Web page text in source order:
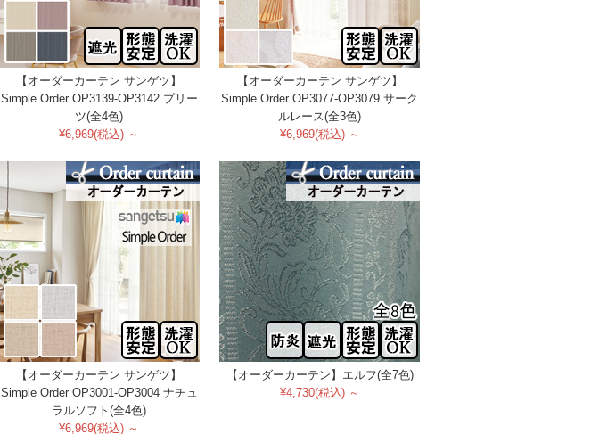
【オーダーカーテン サンゲツ】
Simple Order OP3139-OP3142 プリー
ツ(全4色)
¥6,969(税込) ～
【オーダーカーテン サンゲツ】
Simple Order OP3077-OP3079 サーク
ルレース(全3色)
¥6,969(税込) ～
【オーダーカーテン サンゲツ】
Simple Order OP3001-OP3004 ナチュ
ラルソフト(全4色)
¥6,969(税込) ～
【オーダーカーテン】エルフ(全7色)
¥4,730(税込) ～